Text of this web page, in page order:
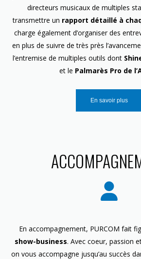
directeurs musicaux de multiples
transmettre un rapport détaillé à
charge également d’organiser des
en plus de suivre de très près
l’entremise de multiples outils dont
et le Palmarès Pro de
En savoir plus
En accompagnement, PURCOM fait
show-business. Avec coeur, passion
on vous accompagne jusqu’au succès